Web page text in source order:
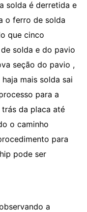
solda é derretida e
o ferro de solda
que cinco
solda e do pavio
seção do pavio ,
mais solda sai
para a
da placa até
o caminho
para
pode ser
a